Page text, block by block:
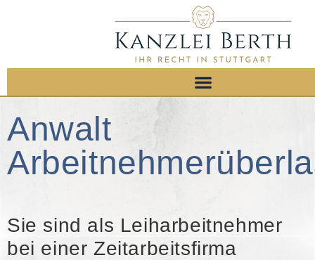
Anwalt
Sie sind als Leiharbeitnehmer
bei einer Zeitarbeitsfirma